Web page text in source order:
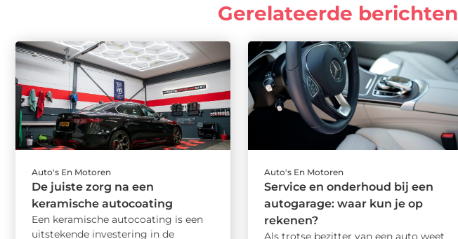
Gerelateerde berichten
Auto's En Motoren
De juiste zorg na een
keramische autocoating
Een keramische autocoating is een
uitstekende investering in de
Auto's En Motoren
Service en onderhoud bij een
autogarage: waar kun je op
rekenen?
Als trotse bezitter van een auto weet